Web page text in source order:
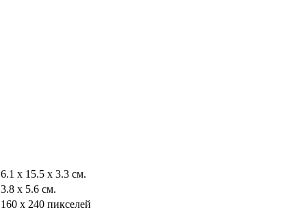
6.1 x 15.5 x 3.3 см.
3.8 x 5.6 см.
160 x 240 пикселей